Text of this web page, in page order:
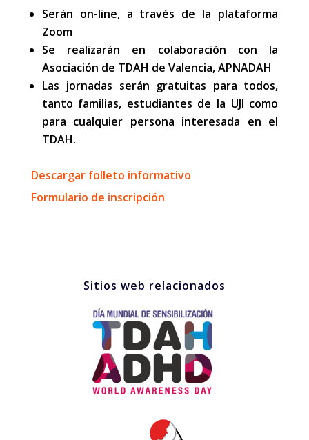
Serán on-line, a través de la plataforma
Zoom
Se realizarán en colaboración con la
Asociación de TDAH de Valencia, APNADAH
Las jornadas serán gratuitas para todos,
tanto familias, estudiantes de la UJI como
para cualquier persona interesada en el
TDAH.
Descargar folleto informativo
Formulario de inscripción
Sitios web relacionados